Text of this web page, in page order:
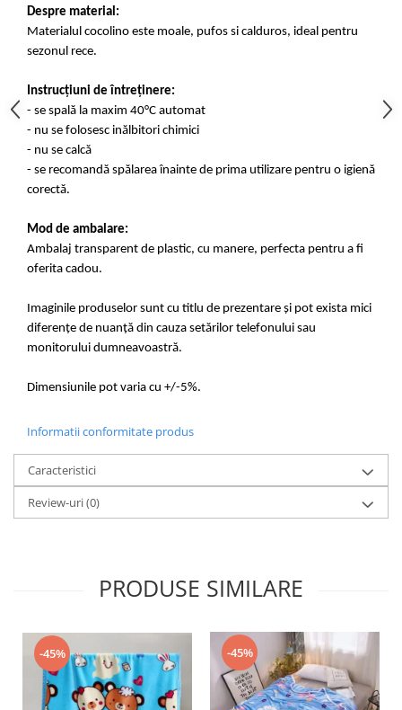
Despre material:
Materialul cocolino este moale, pufos si calduros, ideal pentru
sezonul rece.
Instrucțiuni de întreținere:
- se spală la maxim 40°C automat
- nu se folosesc inălbitori chimici
- nu se calcă
- se recomandă spălarea înainte de prima utilizare pentru o igienă
corectă.
Mod de ambalare:
Ambalaj transparent de plastic, cu manere, perfecta pentru a fi
oferita cadou.
Imaginile produselor sunt cu titlu de prezentare și pot exista mici
diferențe de nuanță din cauza setărilor telefonului sau
monitorului dumneavoastră.
Dimensiunile pot varia cu +/-5%.
Informatii conformitate produs
Caracteristici
Review-uri(0)
PRODUSE SIMILARE
-45% -45%